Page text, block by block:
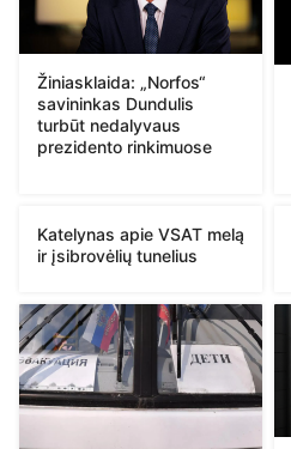
Žiniasklaida: „Norfos“
savininkas Dundulis
turbūt nedalyvaus
prezidento rinkimuose
Katelynas apie VSAT melą
ir įsibrovėlių tunelius